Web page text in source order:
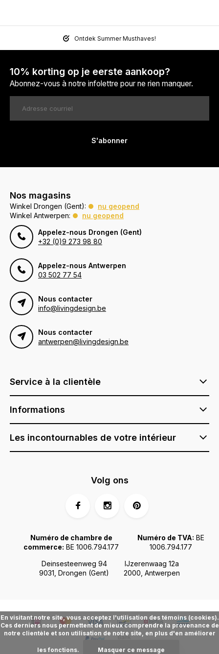
Ontdek Summer Musthaves!
10% korting op je eerste aankoop?
Abonnez-vous à notre infolettre pour ne rien manquer.
S'abonner
Nos magasins
Winkel Drongen (Gent):
nu geopend
Winkel Antwerpen:
nu geopend
Appelez-nous Drongen (Gent)
+32 (0)9 273 98 80
Appelez-nous Antwerpen
03 502 77 54
Nous contacter
info@livingdesign.be
Nous contacter
antwerpen@livingdesign.be
Service à la clientèle
Informations
Les incontournables de votre intérieur
Deinsesteenweg 94
9031, Drongen (Gent)
IJzerenwaag 12a
2000, Antwerpen
Numéro de chambre de
commerce: BE 1006.794.177
Numéro de TVA: BE
1006.794.177
Volg ons
En visitant notre site, vous acceptez l'utilisation des témoins (cookies).
Ces derniers nous permettent de mieux comprendre la provenance de
notre clientèle et son utilisation de notre site, en plus d'en améliorer
les fonctions. Masquer ce message